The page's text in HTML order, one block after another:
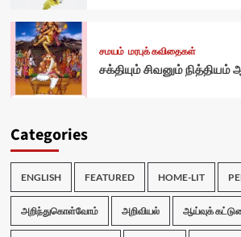
சமயம் மரபுக் கவிதைகள்
சக்தியும் சிவனும் நித்தியம்
Categories
ENGLISH FEATURED HOME-LIT
அறிந்துகொள்வோம் அறிவியல் ஆய்வுக்